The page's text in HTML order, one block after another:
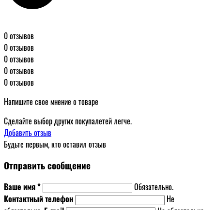
0 отзывов
0 отзывов
0 отзывов
0 отзывов
0 отзывов
Напишите свое мнение о товаре
Сделайте выбор других покупалетей легче.
Добавить отзыв
Будьте первым, кто оставил отзыв
Отправить сообщение
Ваше имя *
Обязательно.
Контактный телефон
Не